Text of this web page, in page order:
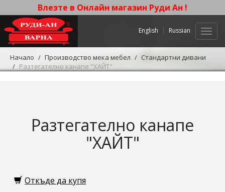
Влезте в Онлайн магазин Руди Ан !
English Russian
Начало Производство мека мебел
Стандартни дивани
Разтегателно канапе "ХАЙТ"
Разтегателно канапе
"ХАЙТ"
Откъде да купя